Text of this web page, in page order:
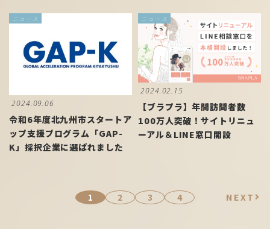
ニュース
2024.09.06
令和6年度北九州市スタートア
ップ支援プログラム「GAP-
K」採択企業に選ばれました
ニュース
2024.02.15
【ブラプラ】年間訪問者数
100万人突破！サイトリニュ
ーアル＆LINE窓口開設
1 2 3 4 NEXT